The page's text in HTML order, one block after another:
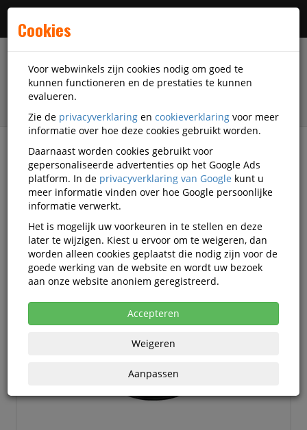
filter
Accessoires Philips
Philips accessoires
Philips Geheugen & opslag
Cookies
Voor webwinkels zijn cookies nodig om goed te
kunnen functioneren en de prestaties te kunnen
evalueren.
Zie de privacyverklaring en cookieverklaring voor meer
informatie over hoe deze cookies gebruikt worden.
Daarnaast worden cookies gebruikt voor
gepersonaliseerde advertenties op het Google Ads
platform. In de privacyverklaring van Google kunt u
meer informatie vinden over hoe Google persoonlijke
informatie verwerkt.
Het is mogelijk uw voorkeuren in te stellen en deze
later te wijzigen. Kiest u ervoor om te weigeren, dan
worden alleen cookies geplaatst die nodig zijn voor de
goede werking van de website en wordt uw bezoek
aan onze website anoniem geregistreerd.
Accepteren
Weigeren
Aanpassen